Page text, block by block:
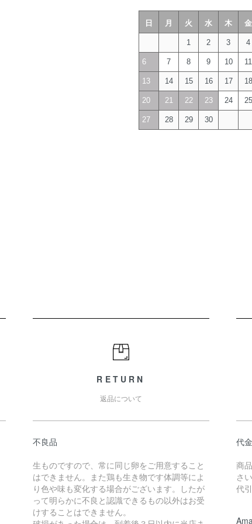
日 月 火 水 木 金
1 2 3 4
6 7 8 9 10 11
13 14 15 16 17 18
20 21 22 23 24 25
27 28 29 30
RETURN
返品について
不良品
生ものですので、常に同じ卵をご用意すること
はできません。また鶏も生き物です体調等によ
り色や味も変化する場合がございます。したが
って明らかに不良と認識できるもの以外はお受
けすることはできません。
代
商
さい
代